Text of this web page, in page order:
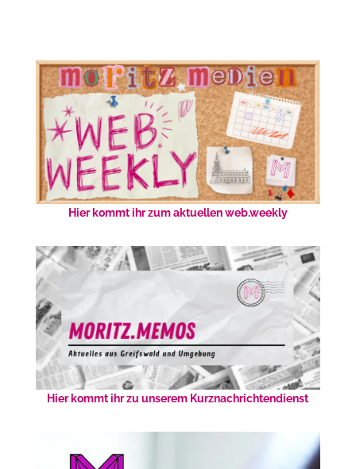
Hier kommt ihr zum aktuellen web.weekly
Hier kommt ihr zu unserem Kurznachrichtendienst